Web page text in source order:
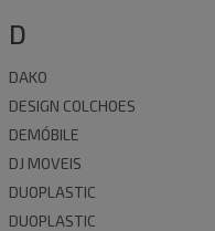
D
DAKO
DESIGN COLCHOES
DEMÓBILE
DJ MOVEIS
DUOPLASTIC
DUOPLASTIC